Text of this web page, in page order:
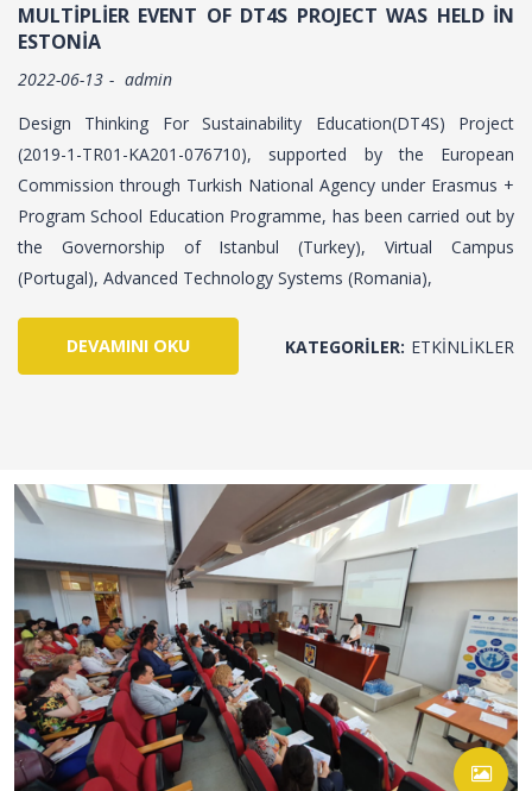
MULTIPLIER EVENT OF DT4S PROJECT WAS HELD IN
ESTONIA
2022-06-13
admin
Design Thinking For Sustainability Education(DT4S) Project
(2019-1-TR01-KA201-076710), supported by the European
Commission through Turkish National Agency under Erasmus +
Program School Education Programme, has been carried out by
the Governorship of Istanbul (Turkey), Virtual Campus
(Portugal), Advanced Technology Systems (Romania),
DEVAMINI OKU KATEGORILER: ETKINLIKLER